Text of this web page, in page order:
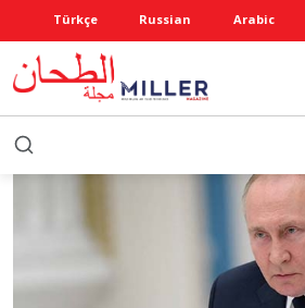
Arabic
Russian
Türkçe